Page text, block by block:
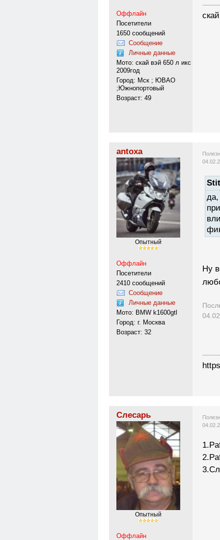
Оффлайн
Посетители
1650 сообщений
Сообщение
Личные данные
Мото: скай вэй 650 л икс
2009год
Город: Мск ; ЮВАО
;Южнопортовый
Возраст: 49
antoxa
Опытный
Оффлайн
Посетители
2410 сообщений
Сообщение
Личные данные
Мото: BMW k1600gtl
Город: г. Москва
Возраст: 32
да,
Ну
Слесарь
Опытный
Оффлайн